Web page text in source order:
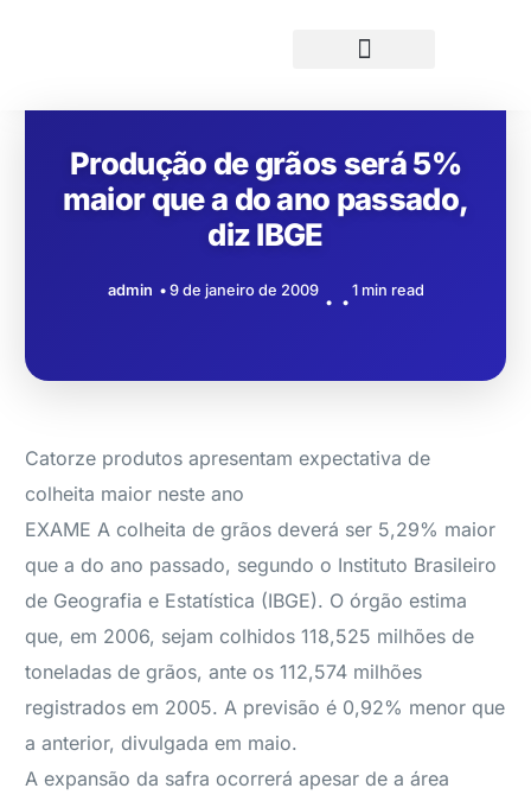
Produção de grãos será 5%
maior que a do ano passado,
diz IBGE
admin 9 de janeiro de 2009 1 min read
Catorze produtos apresentam expectativa de
colheita maior neste ano
EXAME A colheita de grãos deverá ser 5,29% maior
que a do ano passado, segundo o Instituto Brasileiro
de Geografia e Estatística (IBGE). O órgão estima
que, em 2006, sejam colhidos 118,525 milhões de
toneladas de grãos, ante os 112,574 milhões
registrados em 2005. A previsão é 0,92% menor que
a anterior, divulgada em maio.
A expansão da safra ocorrerá apesar de a área